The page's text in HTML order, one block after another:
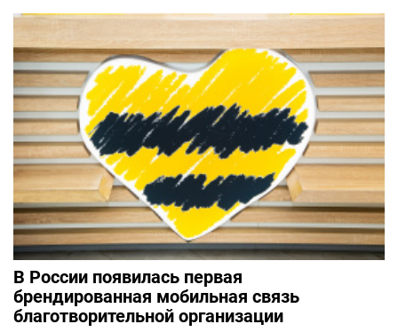
В России появилась первая
брендированная мобильная связь
благотворительной организации